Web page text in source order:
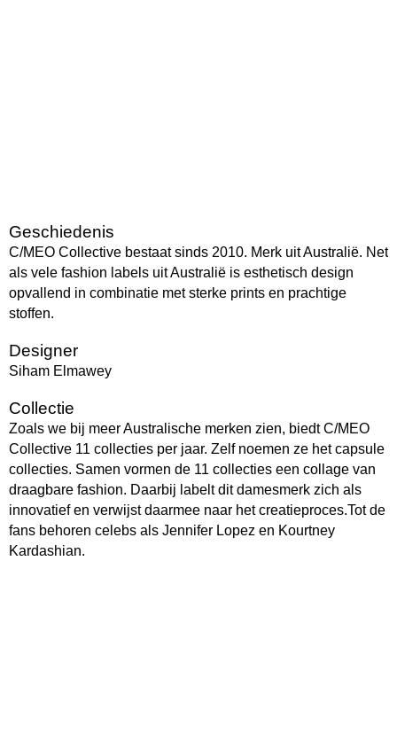
Geschiedenis
C/MEO Collective bestaat sinds 2010. Merk uit Australië. Net
als vele fashion labels uit Australië is esthetisch design
opvallend in combinatie met sterke prints en prachtige
stoffen.
Designer
Siham Elmawey
Collectie
Zoals we bij meer Australische merken zien, biedt C/MEO
Collective 11 collecties per jaar. Zelf noemen ze het capsule
collecties. Samen vormen de 11 collecties een collage van
draagbare fashion. Daarbij labelt dit damesmerk zich als
innovatief en verwijst daarmee naar het creatieproces.Tot de
fans behoren celebs als Jennifer Lopez en Kourtney
Kardashian.